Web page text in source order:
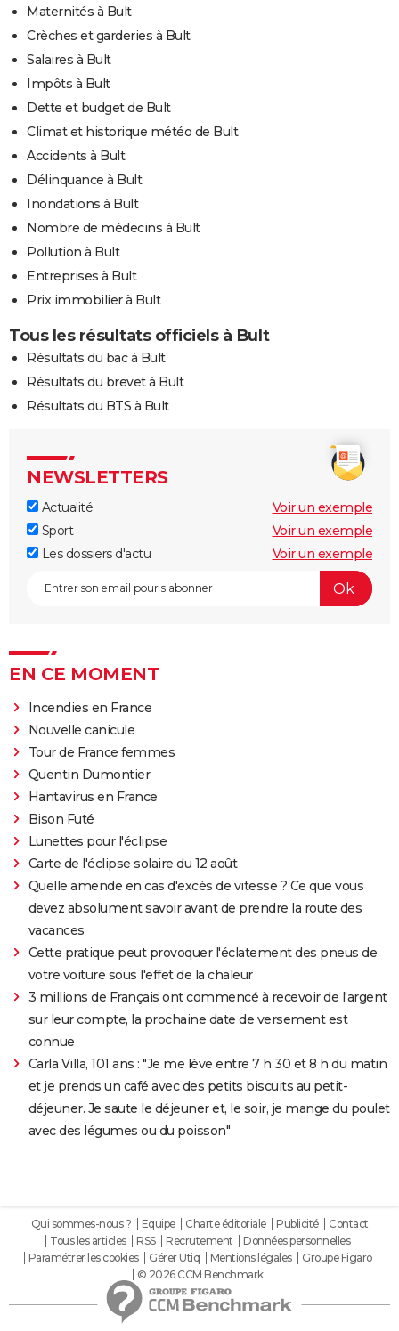
Maternités à Bult
Crèches et garderies à Bult
Salaires à Bult
Impôts à Bult
Dette et budget de Bult
Climat et historique météo de Bult
Accidents à Bult
Délinquance à Bult
Inondations à Bult
Nombre de médecins à Bult
Pollution à Bult
Entreprises à Bult
Prix immobilier à Bult
Tous les résultats officiels à Bult
Résultats du bac à Bult
Résultats du brevet à Bult
Résultats du BTS à Bult
NEWSLETTERS
Actualité
Voir un exemple
Sport
Voir un exemple
Les dossiers d'actu
Voir un exemple
EN CE MOMENT
Incendies en France
Nouvelle canicule
Tour de France femmes
Quentin Dumontier
Hantavirus en France
Bison Futé
Lunettes pour l'éclipse
Carte de l'éclipse solaire du 12 août
Quelle amende en cas d'excès de vitesse ? Ce que vous
devez absolument savoir avant de prendre la route des
vacances
Cette pratique peut provoquer l'éclatement des pneus de
votre voiture sous l'effet de la chaleur
3 millions de Français ont commencé à recevoir de l'argent
sur leur compte, la prochaine date de versement est
connue
Carla Villa, 101 ans : "Je me lève entre 7 h 30 et 8 h du matin
et je prends un café avec des petits biscuits au petit-
déjeuner. Je saute le déjeuner et, le soir, je mange du poulet
avec des légumes ou du poisson"
Qui sommes-nous ? Equipe Charte éditoriale Publicité
Contact
Tous les articles
RSS Recrutement
Données personnelles
Paramétrer les cookies
Gérer Utiq Mentions légales
Groupe Figaro
© 2026 CCM Benchmark